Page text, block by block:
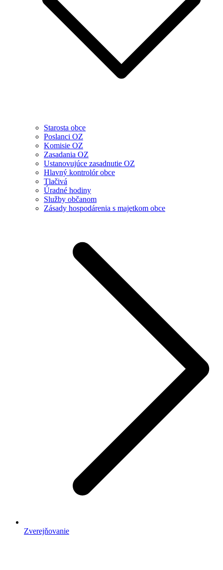
Starosta obce
Poslanci OZ
Komisie OZ
Zasadania OZ
Ustanovujúce zasadnutie OZ
Hlavný kontrolór obce
Tlačivá
Úradné hodiny
Služby občanom
Zásady hospodárenia s majetkom obce
Zverejňovanie